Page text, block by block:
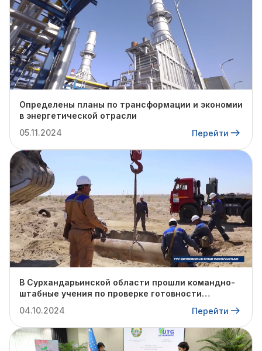
Определены планы по трансформации и экономии
в энергетической отрасли
05.11.2024
Перейти
В Сурхандарьинской области прошли командно-
штабные учения по проверке готовности
отопительному сезону.
04.10.2024 Перейти